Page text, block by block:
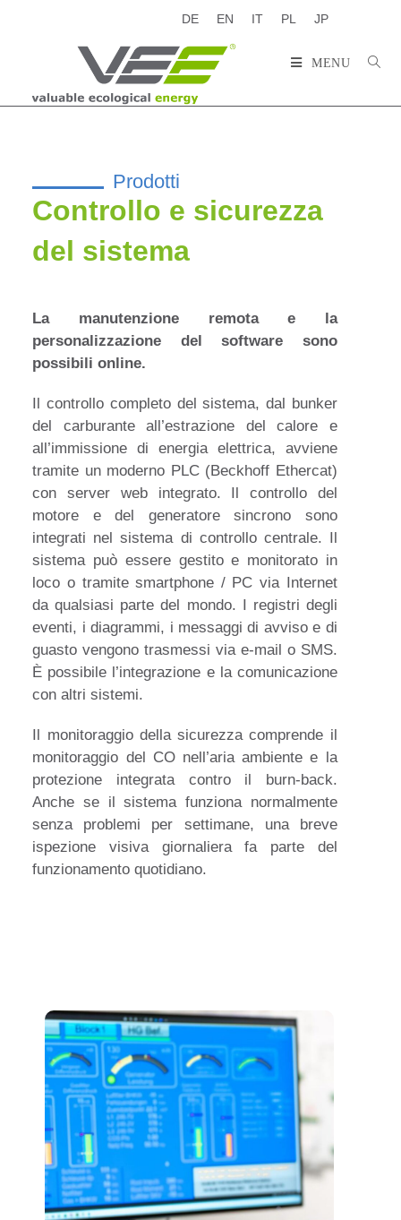
DE EN IT PL JP
MENU
Prodotti
Controllo e sicurezza
del sistema
La manutenzione remota e la
personalizzazione del software sono
possibili online.
Il controllo completo del sistema, dal bunker
del carburante all’estrazione del calore e
all’immissione di energia elettrica, avviene
tramite un moderno PLC (Beckhoff Ethercat)
con server web integrato. Il controllo del
motore e del generatore sincrono sono
integrati nel sistema di controllo centrale. Il
sistema può essere gestito e monitorato in
loco o tramite smartphone / PC via Internet
da qualsiasi parte del mondo. I registri degli
eventi, i diagrammi, i messaggi di avviso e di
guasto vengono trasmessi via e-mail o SMS.
È possibile l’integrazione e la comunicazione
con altri sistemi.
Il monitoraggio della sicurezza comprende il
monitoraggio del CO nell’aria ambiente e la
protezione integrata contro il burn-back.
Anche se il sistema funziona normalmente
senza problemi per settimane, una breve
ispezione visiva giornaliera fa parte del
funzionamento quotidiano.